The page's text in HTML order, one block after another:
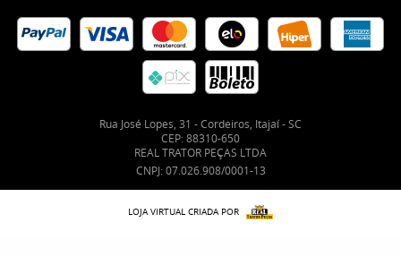
Rua José Lopes, 31 -Cordeiros, Itajaí-SC
CEP: 88310-650
REAL TRATOR PEÇAS LTDA
CNPJ: 07.026.908/0001-13
LOJA VIRTUAL CRIADA POR